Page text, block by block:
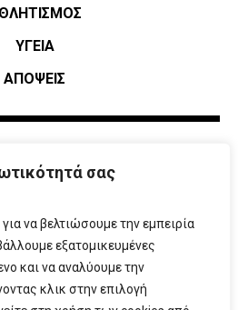
σας
να βελτιώσουμε την εμπειρία
εξατομικευμένες
και να αναλύουμε την
κλικ στην επιλογή
ΥΓΕΙΑ
ΑΠΟΨΕΙΣ
E: info@attikovima.gr